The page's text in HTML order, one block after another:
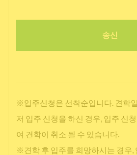
송신
※입주신청은 선착순입니다. 견학
저 입주 신청을 하신 경우, 입주 신
여 견학이 취소 될 수 있습니다.
※견학 후 입주를 희망하시는 경우,